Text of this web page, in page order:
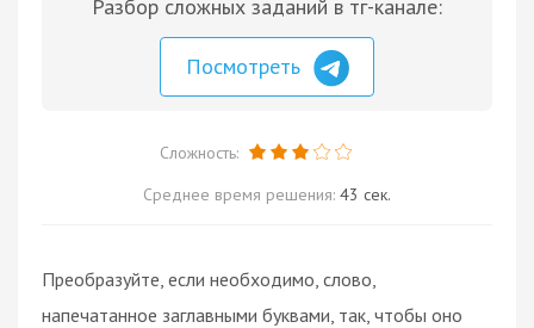
Разбор сложных заданий в тг-канале:
Посмотреть
Сложность:
Среднее время решения: 43 сек.
Преобразуйте, если необходимо, слово,
напечатанное заглавными буквами, так, чтобы оно